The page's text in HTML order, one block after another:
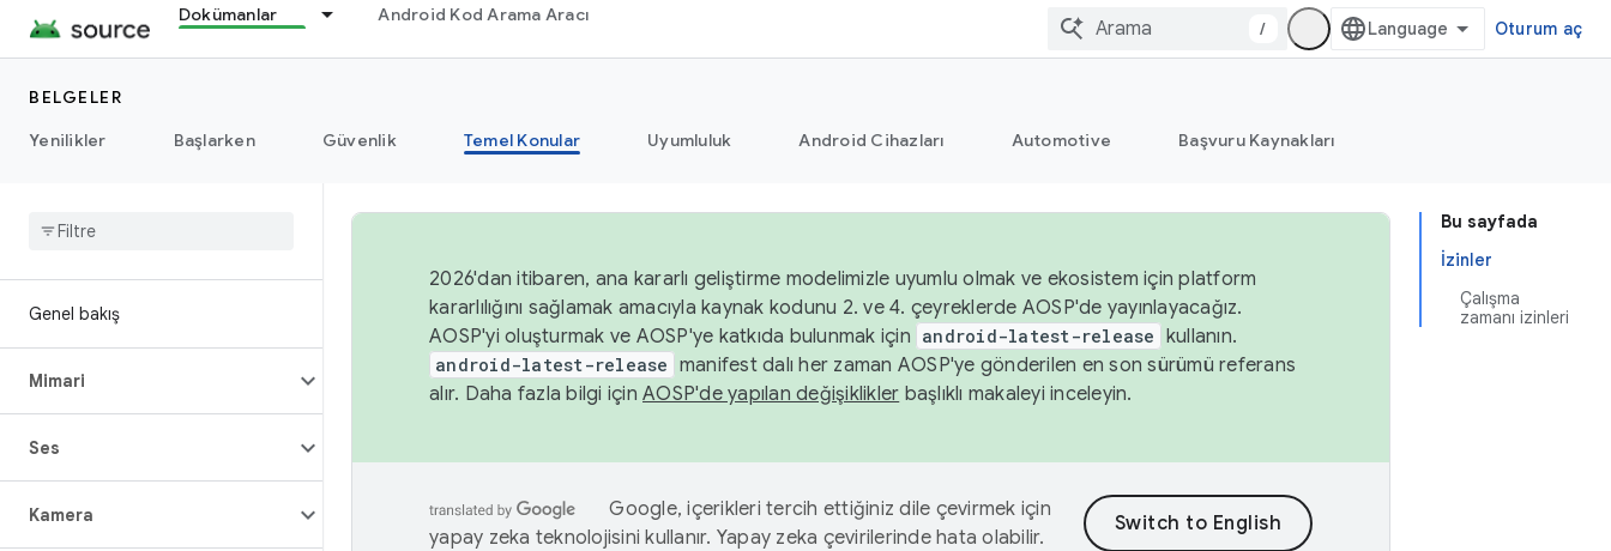
Dokümanlar Android Kod Arama Aracı
/ Oturum aç
BELGELER
Yenilikler
Başlarken Güvenlik Temel Konular Uyumluluk Android Cihazları Automotive Başvuru Kaynakları
Genel bakış
Mimari
Ses
Kamera
Bu sayfada
İzinler
Çalışma
zamanı izinleri
2026'dan itibaren, ana kararlı geliştirme modelimizle uyumlu olmak ve ekosistem için platform
kararlılığını sağlamak amacıyla kaynak kodunu 2. ve 4. çeyreklerde AOSP'de yayınlayacağız.
AOSP'yi oluşturmak ve AOSP'ye katkıda bulunmak için android-latest-release kullanın.
android-latest-release manifest dalı her zaman AOSP'ye gönderilen en son sürümü referans
alır. Daha fazla bilgi için AOSP'de yapılan değişiklikler başlıklı makaleyi inceleyin.
Google, içerikleri tercih ettiğiniz dile çevirmek için
yapay zeka teknolojisini kullanır. Yapay zeka çevirilerinde hata olabilir.